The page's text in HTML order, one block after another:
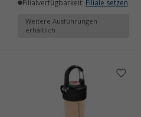
Filialverfügbarkeit: Filiale setzen
Weitere Ausführungen
erhältlich